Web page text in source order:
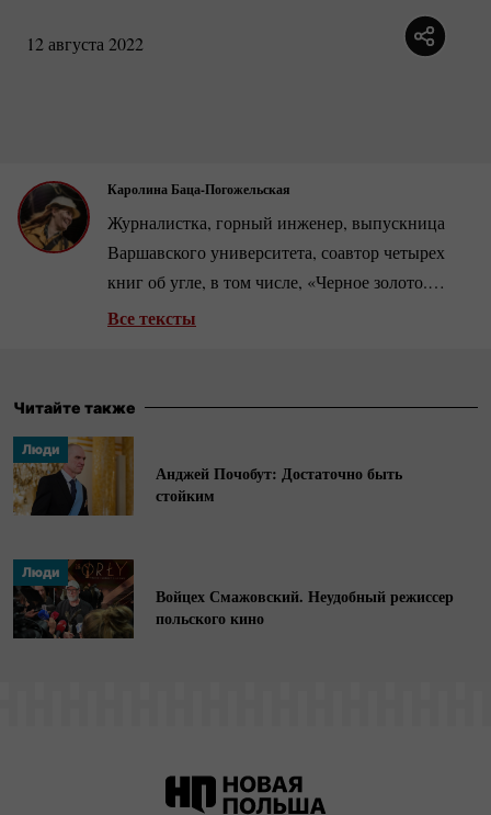
12 августа 2022
Каролина Баца-Погожельская
Журналистка, горный инженер, выпускница
Варшавского университета, соавтор четырех
книг об угле, в том числе, «Черное золото.
Войны за уголь из Донбасса» совместно с
частности, премии Grand Press и премии им.
Все тексты
Читайте также
Люди
Анджей Почобут: Достаточно быть
стойким
Люди
Войцех Смажовский. Неудобный режиссер
польского кино